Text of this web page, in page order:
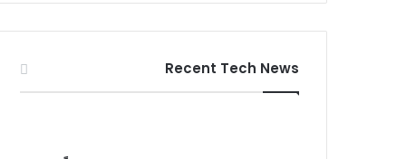
Recent Tech News